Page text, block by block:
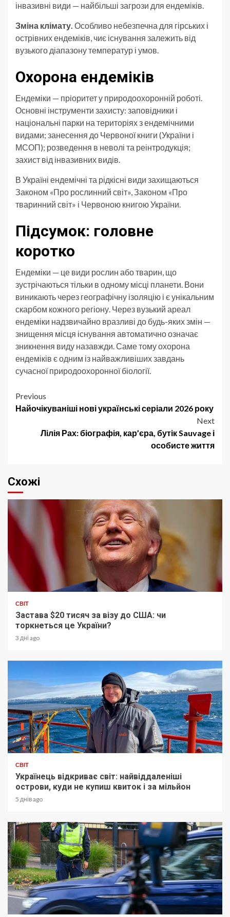
інвазивні види — найбільші загрози для ендеміків.
Зміна клімату. Особливо небезпечна для гірських і
острівних ендеміків, чиє існування залежить від
вузького діапазону температур і умов.
Охорона ендеміків
Ендеміки — пріоритет у природоохоронній роботі.
Основні інструменти захисту: заповідники і
національні парки на територіях з ендемічними
видами; занесення до Червоної книги (України і
МСОП); розведення в неволі та реінтродукція;
захист від інвазивних видів.
В Україні ендемічні та рідкісні види захищаються
Законом «Про рослинний світ», Законом «Про
тваринний світ» і Червоною книгою України.
Підсумок: головне
коротко
Ендеміки — це види рослин або тварин, що
зустрічаються тільки в одному місці планети. Вони
виникають через географічну ізоляцію і є унікальним
скарбом кожного регіону. Через вузький ареал
ендеміки надзвичайно вразливі до будь-яких змін —
знищення місця існування автоматично означає
зникнення виду назавжди. Саме тому охорона
ендеміків є одним із найважливіших завдань
сучасної природоохоронної біології.
Post
Previous
Найочікуваніші нові українські серіали 2026 року
Next
Лілія Рах: біографія, кар’єра, бутік Sauvage і
особисте життя
Схожі
СВІТ
Застава $20 тисяч за візу до США: чи
торкнеться це України?
3 дні ago
СВІТ
Українець відкриває світ: найвіддаленіші
острови, куди не купиш квиток і за мільйон
5 днів ago